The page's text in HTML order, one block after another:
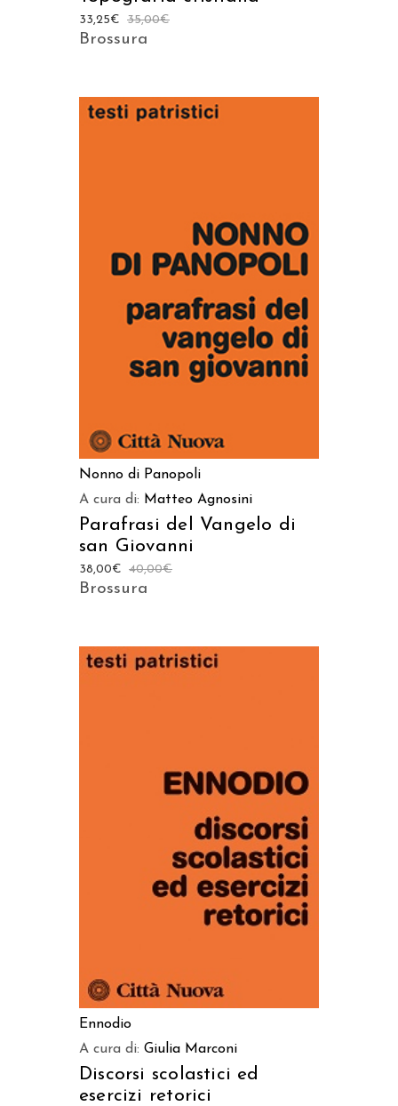
35,00€
33,25€
Brossura
AGGIUNGI AL CARRELLO
Nonno di Panopoli
A cura di: Matteo Agnosini
Parafrasi del Vangelo di
san Giovanni
40,00€
38,00€
Brossura
AGGIUNGI AL CARRELLO
Ennodio
A cura di: Giulia Marconi
Discorsi scolastici ed
esercizi retorici